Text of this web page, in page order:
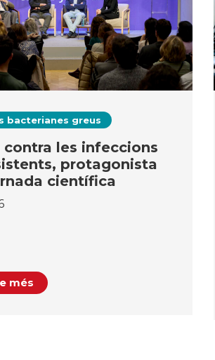
bacterianes greus
contra les infeccions
protagonista
científica
més